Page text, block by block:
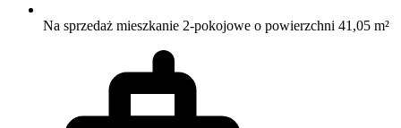
Na sprzedaż mieszkanie 2-pokojowe o powierzchni 41,05 m²